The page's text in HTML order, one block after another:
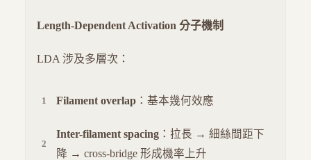
Length-Dependent Activation 分子機制
LDA 涉及多層次：
Filament overlap ：基本幾何效應
Inter-filament spacing ：拉長 → 細絲間距下
降 → cross-bridge 形成機率上升